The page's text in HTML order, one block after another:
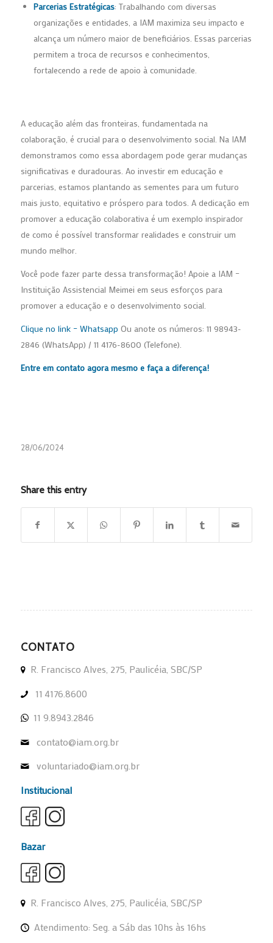
Parcerias Estratégicas: Trabalhando com diversas
organizações e entidades, a IAM maximiza seu impacto e
alcança um número maior de beneficiários. Essas parcerias
permitem a troca de recursos e conhecimentos,
fortalecendo a rede de apoio à comunidade.
A educação além das fronteiras, fundamentada na
colaboração, é crucial para o desenvolvimento social. Na IAM
demonstramos como essa abordagem pode gerar mudanças
significativas e duradouras. Ao investir em educação e
parcerias, estamos plantando as sementes para um futuro
mais justo, equitativo e próspero para todos. A dedicação em
promover a educação colaborativa é um exemplo inspirador
de como é possível transformar realidades e construir um
mundo melhor.
Você pode fazer parte dessa transformação! Apoie a IAM –
Instituição Assistencial Meimei em seus esforços para
promover a educação e o desenvolvimento social.
Clique no link – Whatsapp Ou anote os números: 11 98943-
2846 (WhatsApp) / 11 4176-8600 (Telefone).
Entre em contato agora mesmo e faça a diferença!
28/06/2024
Share this entry
CONTATO
R. Francisco Alves, 275, Paulicéia, SBC/SP
11 4176.8600
11 9.8943.2846
contato@iam.org.br
voluntariado@iam.org.br
Institucional
Bazar
R. Francisco Alves, 275, Paulicéia, SBC/SP
Atendimento: Seg. a Sáb das 10hs às 16hs